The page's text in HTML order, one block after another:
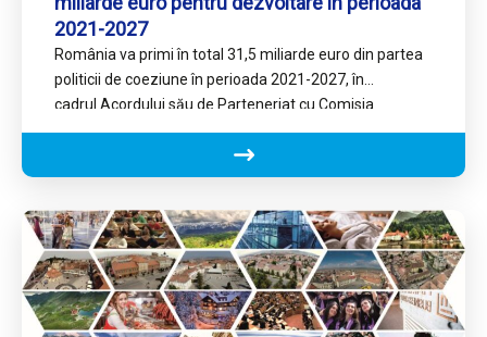
2021-2027
România va primi în total 31,5 miliarde euro din partea
politicii de coeziune în perioada 2021-2027, în
cadrul Acordului său de Parteneriat cu Comisia
Europeană, pentru…